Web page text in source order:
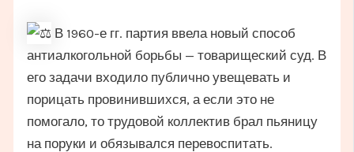
В 1960-е гг. партия ввела новый способ
антиалкогольной борьбы — товарищеский суд. В
его задачи входило публично увещевать и
порицать провинившихся, а если это не
помогало, то трудовой коллектив брал пьяницу
на поруки и обязывался перевоспитать.